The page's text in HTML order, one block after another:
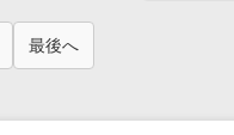
介護業界向け
最後へ